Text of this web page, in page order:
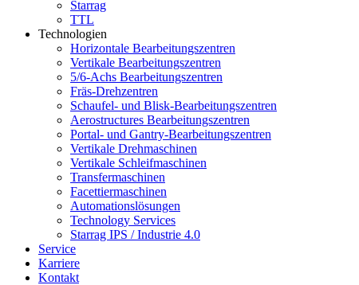
Starrag
TTL
Technologien
Horizontale Bearbeitungszentren
Vertikale Bearbeitungszentren
5/6-Achs Bearbeitungszentren
Fräs-Drehzentren
Schaufel- und Blisk-Bearbeitungszentren
Aerostructures Bearbeitungszentren
Portal- und Gantry-Bearbeitungszentren
Vertikale Drehmaschinen
Vertikale Schleifmaschinen
Transfermaschinen
Facettiermaschinen
Automationslösungen
Technology Services
Starrag IPS / Industrie 4.0
Service
Karriere
Kontakt